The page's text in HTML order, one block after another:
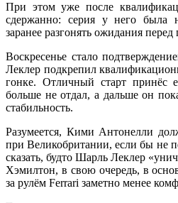
При этом уже после
сдержанно: серия у него была
заранее разгонять ожидания перед
Воскресенье стало
Леклер подкрепил
гонке. Отличный старт принёс
больше не отдал, а дальше он
стабильность.
Разумеется, Кими Антонелли
при Великобритании, если бы не
сказать, будто Шарль Леклер
Хэмилтон, в свою очередь, в
за рулём Ferrari заметно менее